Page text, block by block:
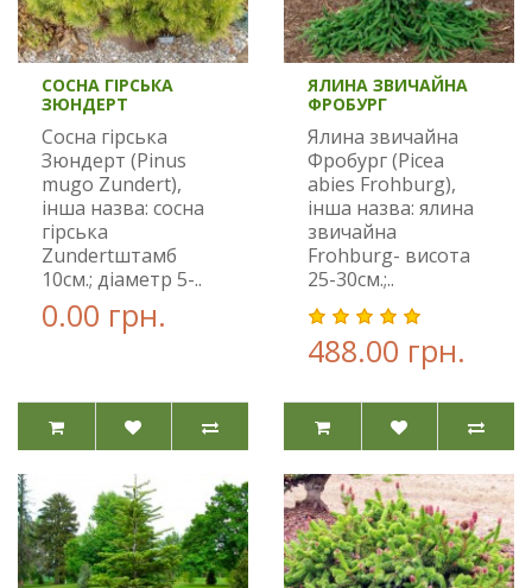
СОСНА ГІРСЬКА
ЗЮНДЕРТ
Сосна гірська
Зюндерт (Pinus
mugo Zundert),
інша назва: сосна
гірська
Zundertштамб
10см.; діаметр 5-..
0.00 грн.
ЯЛИНА ЗВИЧАЙНА
ФРОБУРГ
Ялина звичайна
Фробург (Picea
abies Frohburg),
інша назва: ялина
звичайна
Frohburg- висота
25-30см.;..
488.00 грн.